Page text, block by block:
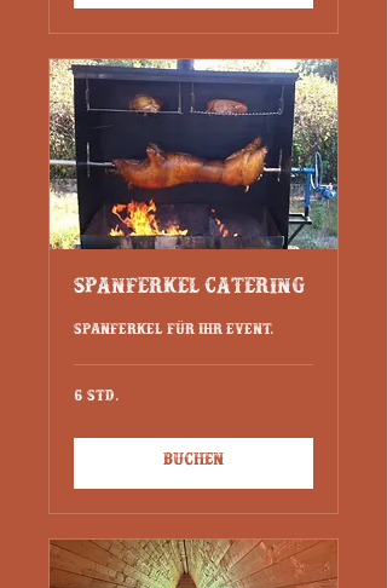
Spanferkel Catering
Spanferkel für Ihr Event.
6 Std.
Buchen